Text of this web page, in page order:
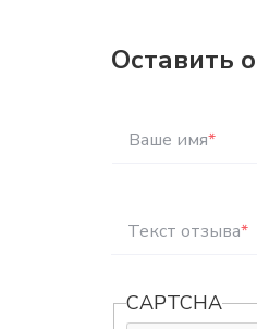
Оставить
Ваше имя*
Текст отзыва*
CAPTCHA